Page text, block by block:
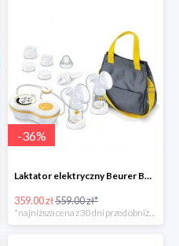
-36%
Laktator elektryczny Beurer BY 70 -35%
359.00 zł559.00 zł*
*najniższa cena z 30 dni przed obniżką